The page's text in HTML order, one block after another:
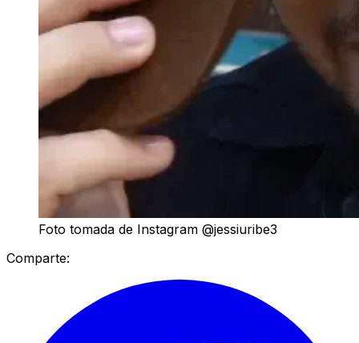
Foto tomada de Instagram @jessiuribe3
Comparte: